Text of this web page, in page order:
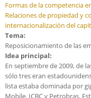
Formas de la competencia
Relaciones de propiedad y
internacionalización del
Tema:
Reposicionamiento de las
Idea principal:
En septiembre de 2009, de
sólo tres eran
lista estaba dominada por
Mobile, ICBC y Petrobras.